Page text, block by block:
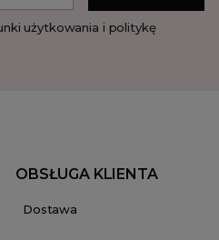
użytkowania i politykę
OBSŁUGA KLIENTA
Dostawa